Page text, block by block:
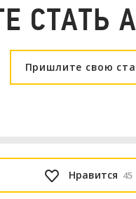
СТАТЬ
Пришлите свою
Нравится 45